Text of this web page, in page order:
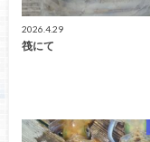
2026.4.29
筏にて